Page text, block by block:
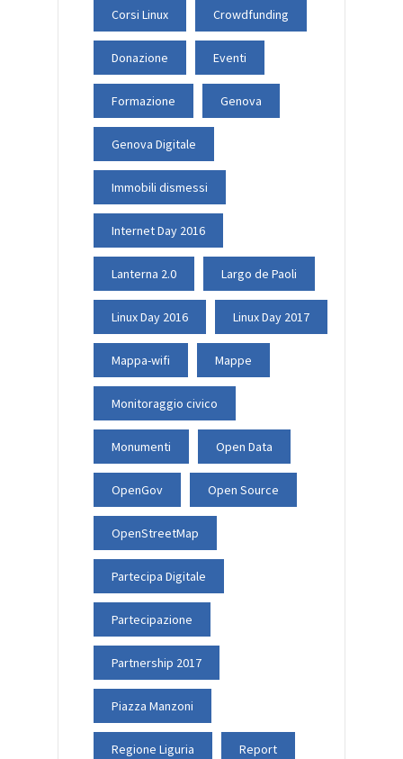
Corsi Linux Crowdfunding
Donazione Eventi
Formazione Genova
Genova Digitale
Immobili dismessi
Internet Day 2016
Lanterna 2.0 Largo de Paoli
Linux Day 2016 Linux Day 2017
Mappa-wifi Mappe
Monitoraggio civico
Monumenti Open Data
OpenGov Open Source
OpenStreetMap
Partecipa Digitale
Partecipazione
Partnership 2017
Piazza Manzoni
Regione Liguria Report